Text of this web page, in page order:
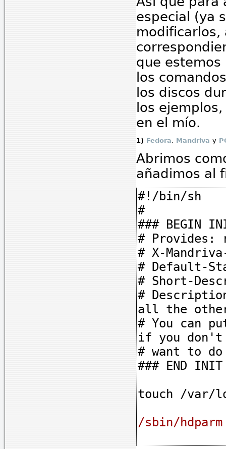
especial (ya
modificarlos,
que estemos
los
los discos
los
en el mío.
1) Fedora, Mandriva y
Abrimos
añadimos al
#!/bin/sh
#
### BEGIN
# Provides:
# X-
# Default-
# Short-
#
all the
# You can
if you don't
# want to
### END INIT
touch /var/
/sbin/